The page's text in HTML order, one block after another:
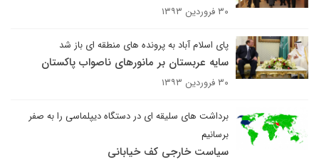
۳۰ فروردین ۱۳۹۳
پای اسلام آباد به پرونده های منطقه ای باز شد
سایه عربستان بر مانورهای ناصواب پاکستان
۳۰ فروردین ۱۳۹۳
برداشت های سلیقه ای در دستگاه دیپلماسی را به صفر
برسانیم
سیاست خارجی کف خیابانی